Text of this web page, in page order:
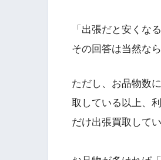
「出張だと安くな
その回答は当然な
ただし、お品物数
取している以上、
だけ出張買取してい